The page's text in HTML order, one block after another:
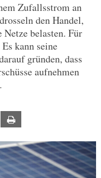
Zufallsstrom an
den Handel,
belasten. Für
kann seine
gründen, dass
aufnehmen
Email